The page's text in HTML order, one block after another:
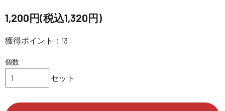
サポート・Q&A / 法人・学生のお客様
1,200円(税込1,320円)
獲得ポイント：13
個数
セット